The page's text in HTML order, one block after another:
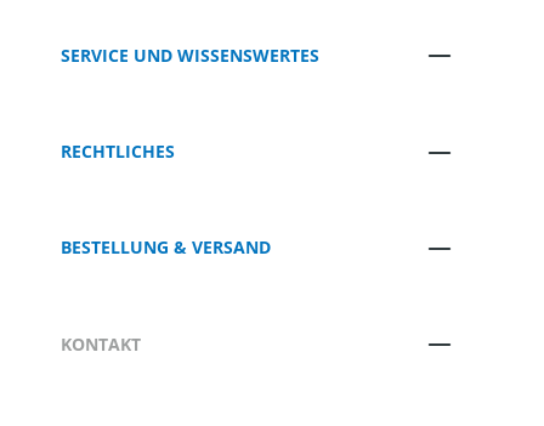
SERVICE UND WISSENSWERTES
RECHTLICHES
BESTELLUNG & VERSAND
KONTAKT